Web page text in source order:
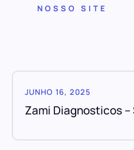
NOSSO SITE
JUNHO 16, 2025
Zami Diagnosticos